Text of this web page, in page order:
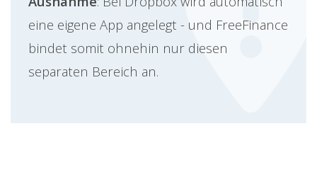
eine eigene App angelegt - und FreeFinance
bindet somit ohnehin nur diesen
separaten Bereich an.